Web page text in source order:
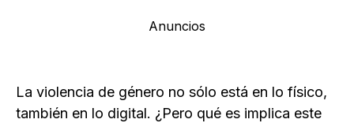
Anuncios
La violencia de género no sólo está en lo físico,
también en lo digital. ¿Pero qué es implica este